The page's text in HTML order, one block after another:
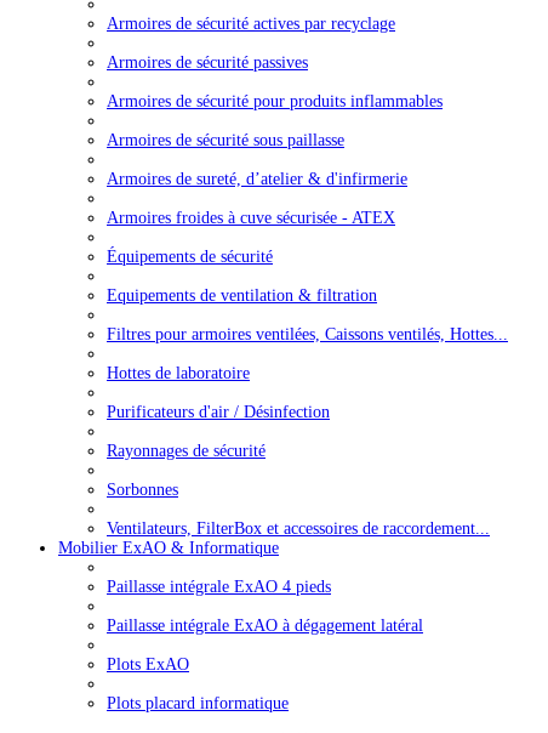
Armoires de sécurité actives par recyclage
Armoires de sécurité passives
Armoires de sécurité pour produits inflammables
Armoires de sécurité sous paillasse
Armoires de sureté, d’atelier & d'infirmerie
Armoires froides à cuve sécurisée - ATEX
Équipements de sécurité
Equipements de ventilation & filtration
Filtres pour armoires ventilées, Caissons ventilés, Hottes...
Hottes de laboratoire
Purificateurs d'air / Désinfection
Rayonnages de sécurité
Sorbonnes
Ventilateurs, FilterBox et accessoires de raccordement...
Mobilier ExAO & Informatique
Paillasse intégrale ExAO 4 pieds
Paillasse intégrale ExAO à dégagement latéral
Plots ExAO
Plots placard informatique